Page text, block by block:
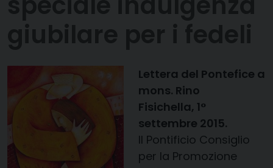
Lettera del Pontefice a
mons. Rino
Fisichella, 1°
settembre 2015.
Il Pontificio Consiglio
per la Promozione